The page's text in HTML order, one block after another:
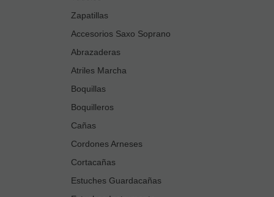
Zapatillas
Accesorios Saxo Soprano
Abrazaderas
Atriles Marcha
Boquillas
Boquilleros
Cañas
Cordones Arneses
Cortacañas
Estuches Guardacañas